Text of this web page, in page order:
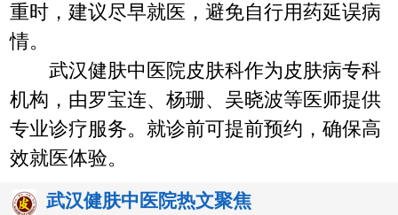
重时，建议尽早就医，避免自行用药延误病
情。
武汉健肤中医院皮肤科作为皮肤病专科
机构，由罗宝连、杨珊、吴晓波等医师提供
专业诊疗服务。就诊前可提前预约，确保高
效就医体验。
武汉健肤中医院热文聚焦